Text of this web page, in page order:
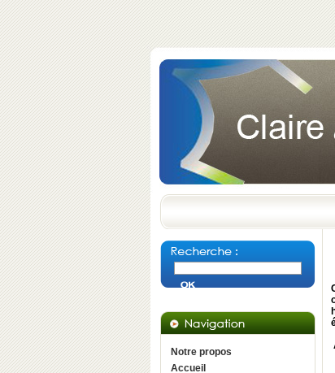
Notre propos
Accueil